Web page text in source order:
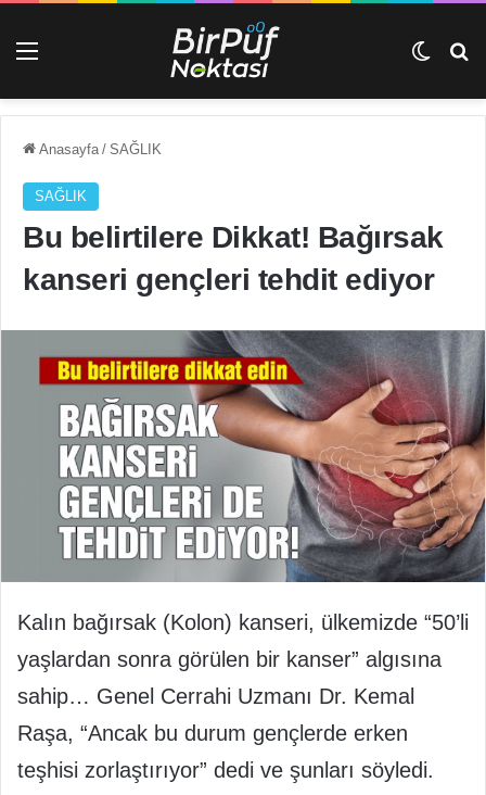
Menü Dış
Anasayfa / SAĞLIK
SAĞLIK
Bu belirtilere Dikkat! Bağırsak
kanseri gençleri tehdit ediyor
Kalın bağırsak (Kolon) kanseri, ülkemizde “50’li
yaşlardan sonra görülen bir kanser” algısına
sahip… Genel Cerrahi Uzmanı Dr. Kemal
Raşa, “Ancak bu durum gençlerde erken
teşhisi zorlaştırıyor” dedi ve şunları söyledi.